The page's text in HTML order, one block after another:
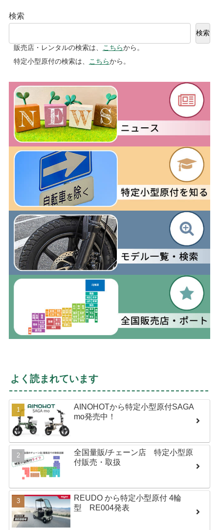
検索
検索
販売店・レンタルの検索は、
こちらから。
特定小型原付の検索は、
こちらから。
よく読まれています
AINOHOTから特定小型原付SAGA
mo発売中！
全国量販/チェーン店 特定小型原
付販売・取扱
REUDO から特定小型原付 4輪
型 RE004発表